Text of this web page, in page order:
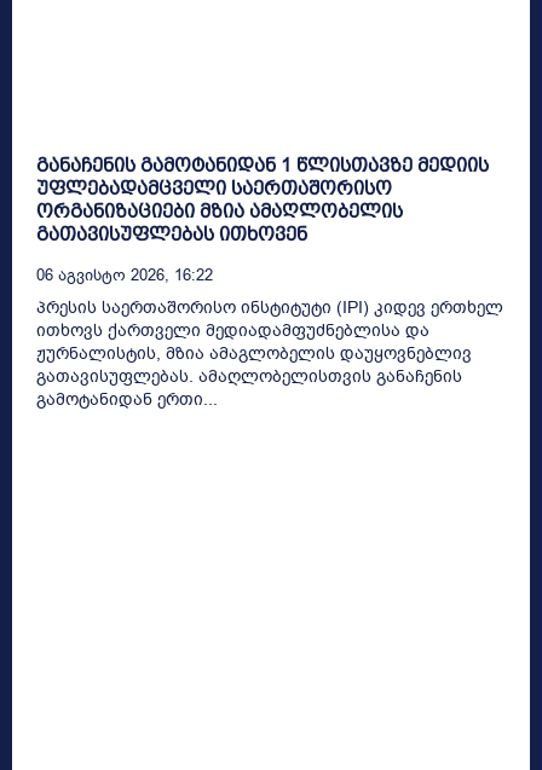
განაჩენის გამოტანიდან 1 წლისთავზე მედიის
უფლებადამცველი საერთაშორისო
ორგანიზაციები მზია ამაღლობელის
გათავისუფლებას ითხოვენ
06 Აგვისტო 2026, 16:22
პრესის საერთაშორისო ინსტიტუტი (IPI) კიდევ ერთხელ
ითხოვს ქართველი მედიადამფუძნებლისა და
ჟურნალისტის, მზია ამაგლობელის დაუყოვნებლივ
გათავისუფლებას. ამაღლობელისთვის განაჩენის
გამოტანიდან ერთი...